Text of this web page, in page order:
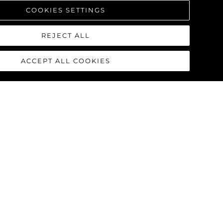
COOKIES SETTINGS
REJECT ALL
ACCEPT ALL COOKIES